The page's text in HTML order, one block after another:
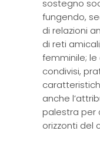
sostegno
fungendo,
di relazioni
di reti
femminile;
condivisi,
anche
palestra per
orizzonti del